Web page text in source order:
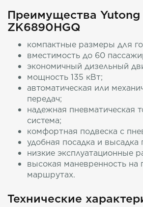
Преимущества Yutong
ZK6890HGQ
компактные размеры для
вместимость до 60
экономичный дизельный
мощность 135 кВт;
автоматическая или
передач;
надежная пневматическая
система;
комфортная подвеска с
удобная посадка и высадка
низкие эксплуатационные
высокая маневренность на
маршрутах.
Технические